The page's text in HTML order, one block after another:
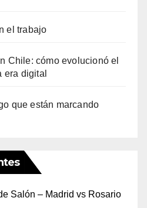
el trabajo
Chile: cómo evolucionó el
era digital
que están marcando
Salón – Madrid vs Rosario